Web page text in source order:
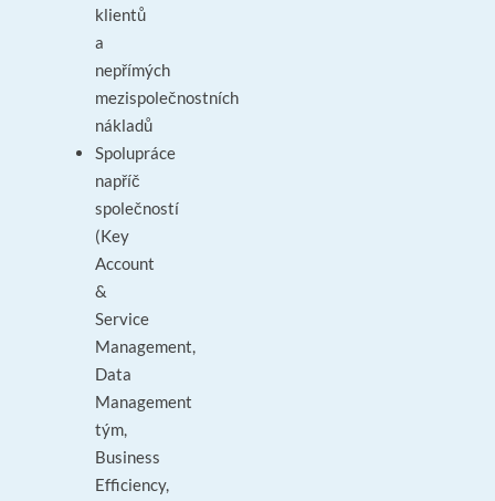
klientů
a
nepřímých
mezispolečnostních
nákladů
Spolupráce
napříč
společností
(Key
Account
&
Service
Management,
Data
Management
tým,
Business
Efficiency,